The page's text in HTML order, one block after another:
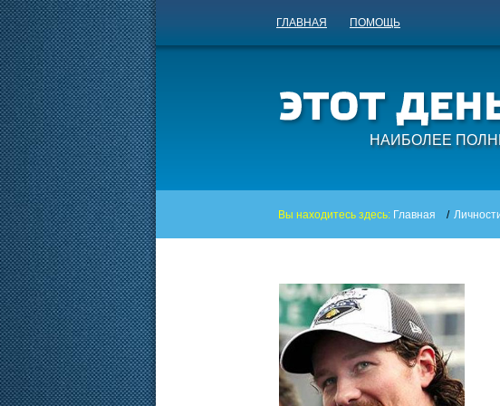
ГЛАВНАЯ ПОМОЩЬ
НАИБОЛЕЕ
Вы находитесь здесь: Главная /